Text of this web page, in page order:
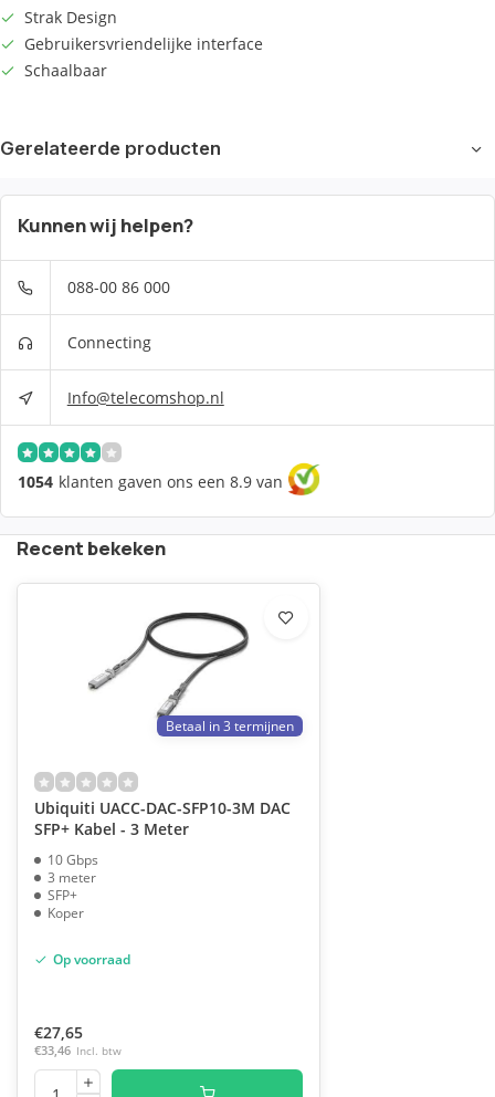
Strak Design
Gebruikersvriendelijke interface
Schaalbaar
Gerelateerde producten
Kunnen wij helpen?
088-00 86 000
Connecting
Info@telecomshop.nl
1054 klanten gaven ons een 8.9 van
Recent bekeken
Betaal in 3 termijnen
Ubiquiti UACC-DAC-SFP10-3M DAC
SFP+ Kabel - 3 Meter
10 Gbps
3 meter
SFP+
Koper
Op voorraad
€27,65
€33,46 Incl. btw